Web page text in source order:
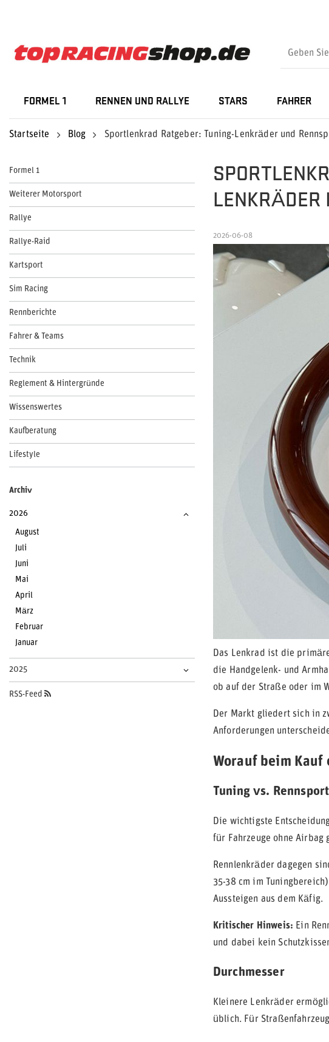
FORMEL 1 RENNEN UND RALLYE STARS FAHRER
Startseite Blog Sportlenkrad Ratgeber: Tuning-Lenkräder und
Formel 1
Weiterer Motorsport
Rallye
Rallye-Raid
Kartsport
Sim Racing
Rennberichte
Fahrer & Teams
Technik
Reglement & Hintergründe
Wissenswertes
Kaufberatung
Lifestyle
Archiv
2026
August
Juli
Juni
Mai
April
März
Februar
Januar
2025
RSS-Feed
LENKRÄDER
2026-06-08
Das Lenkrad ist die
die Handgelenk- und
ob auf der Straße oder im
Der Markt gliedert sich in
Anforderungen
Worauf beim Kauf
Tuning vs. Rennsport
Die wichtigste
für Fahrzeuge ohne Airbag
Rennlenkräder dagegen
35-38 cm im
Aussteigen aus dem Käfig.
Kritischer Hinweis: Ein
und dabei kein
Durchmesser
Kleinere Lenkräder
üblich. Für